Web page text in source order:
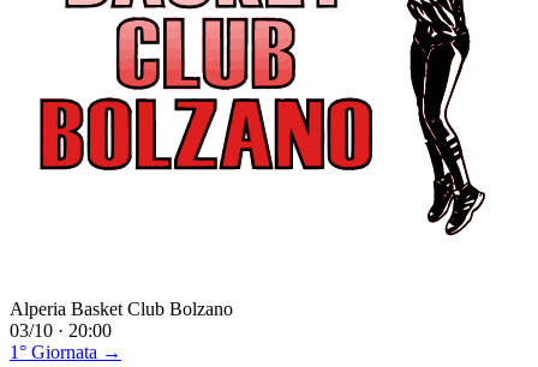
Alperia Basket Club Bolzano
03/10 · 20:00
1° Giornata →